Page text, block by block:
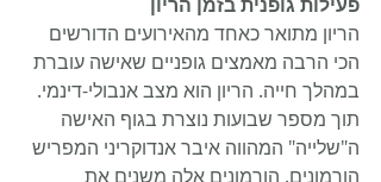
הריון מתואר כאחד מהאירועים הדורשים
הכי הרבה מאמצים גופניים שאישה עוברת
במהלך חייה. הריון הוא מצב אנבולי-דינמי.
תוך מספר שבועות נוצרת בגוף האישה
ה"שלייה" המהווה איבר אנדוקריני המפריש
הורמונים. הורמונים אלה משנים את